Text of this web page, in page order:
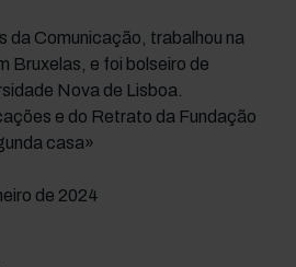
da Comunicação, trabalhou na
Bruxelas, e foi bolseiro de
Nova de Lisboa.
e do Retrato da Fundação
casa»
de 2024